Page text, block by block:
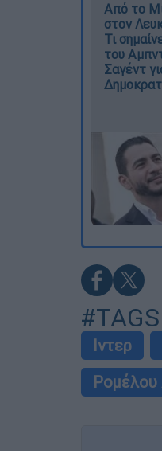
Από το
στον
Τι
του
Σαγέντ
#TAGS
Ιντερ